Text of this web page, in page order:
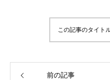
この記事のタイト
前の記事